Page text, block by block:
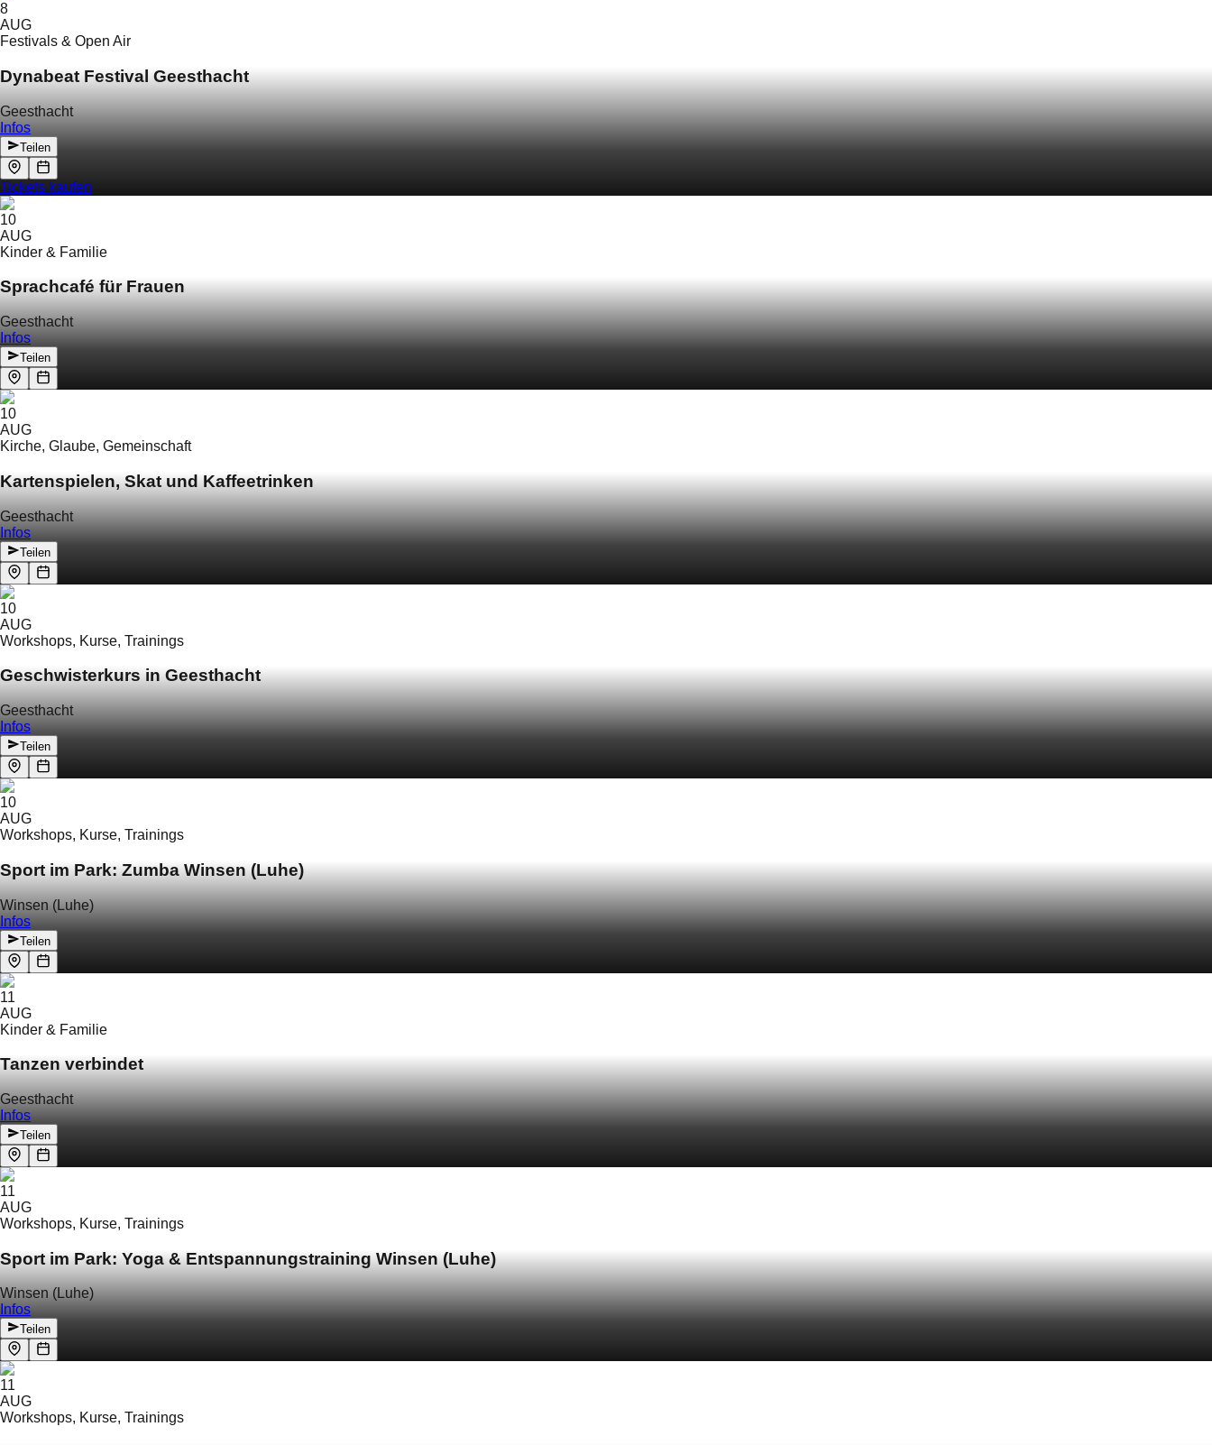
8
AUG
Festivals & Open Air
Dynabeat Festival Geesthacht
Geesthacht
Infos
Teilen
Tickets kaufen
10
AUG
Kinder & Familie
Sprachcafé für Frauen
Geesthacht
Infos
Teilen
10
AUG
Kirche, Glaube, Gemeinschaft
Kartenspielen, Skat und Kaffeetrinken
Geesthacht
Infos
Teilen
10
AUG
Workshops, Kurse, Trainings
Geschwisterkurs in Geesthacht
Geesthacht
Infos
Teilen
10
AUG
Workshops, Kurse, Trainings
Sport im Park: Zumba Winsen (Luhe)
Winsen (Luhe)
Infos
Teilen
11
AUG
Kinder & Familie
Tanzen verbindet
Geesthacht
Infos
Teilen
11
AUG
Workshops, Kurse, Trainings
Sport im Park: Yoga & Entspannungstraining Winsen (Luhe)
Winsen (Luhe)
Infos
Teilen
11
AUG
Workshops, Kurse, Trainings